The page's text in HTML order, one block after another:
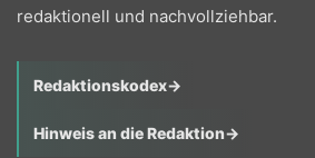
redaktionell und nachvollziehbar.
Redaktionskodex→
Hinweis an die Redaktion→